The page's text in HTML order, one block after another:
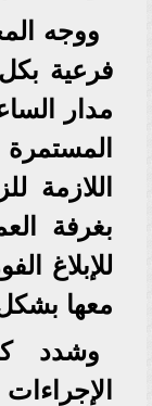
ووجه
فرعية
مدار
اللازمة
بغرفة
للإبلاغ
معها
وشدد